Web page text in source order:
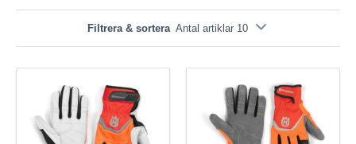
Filtrera & sortera Antal artiklar 10